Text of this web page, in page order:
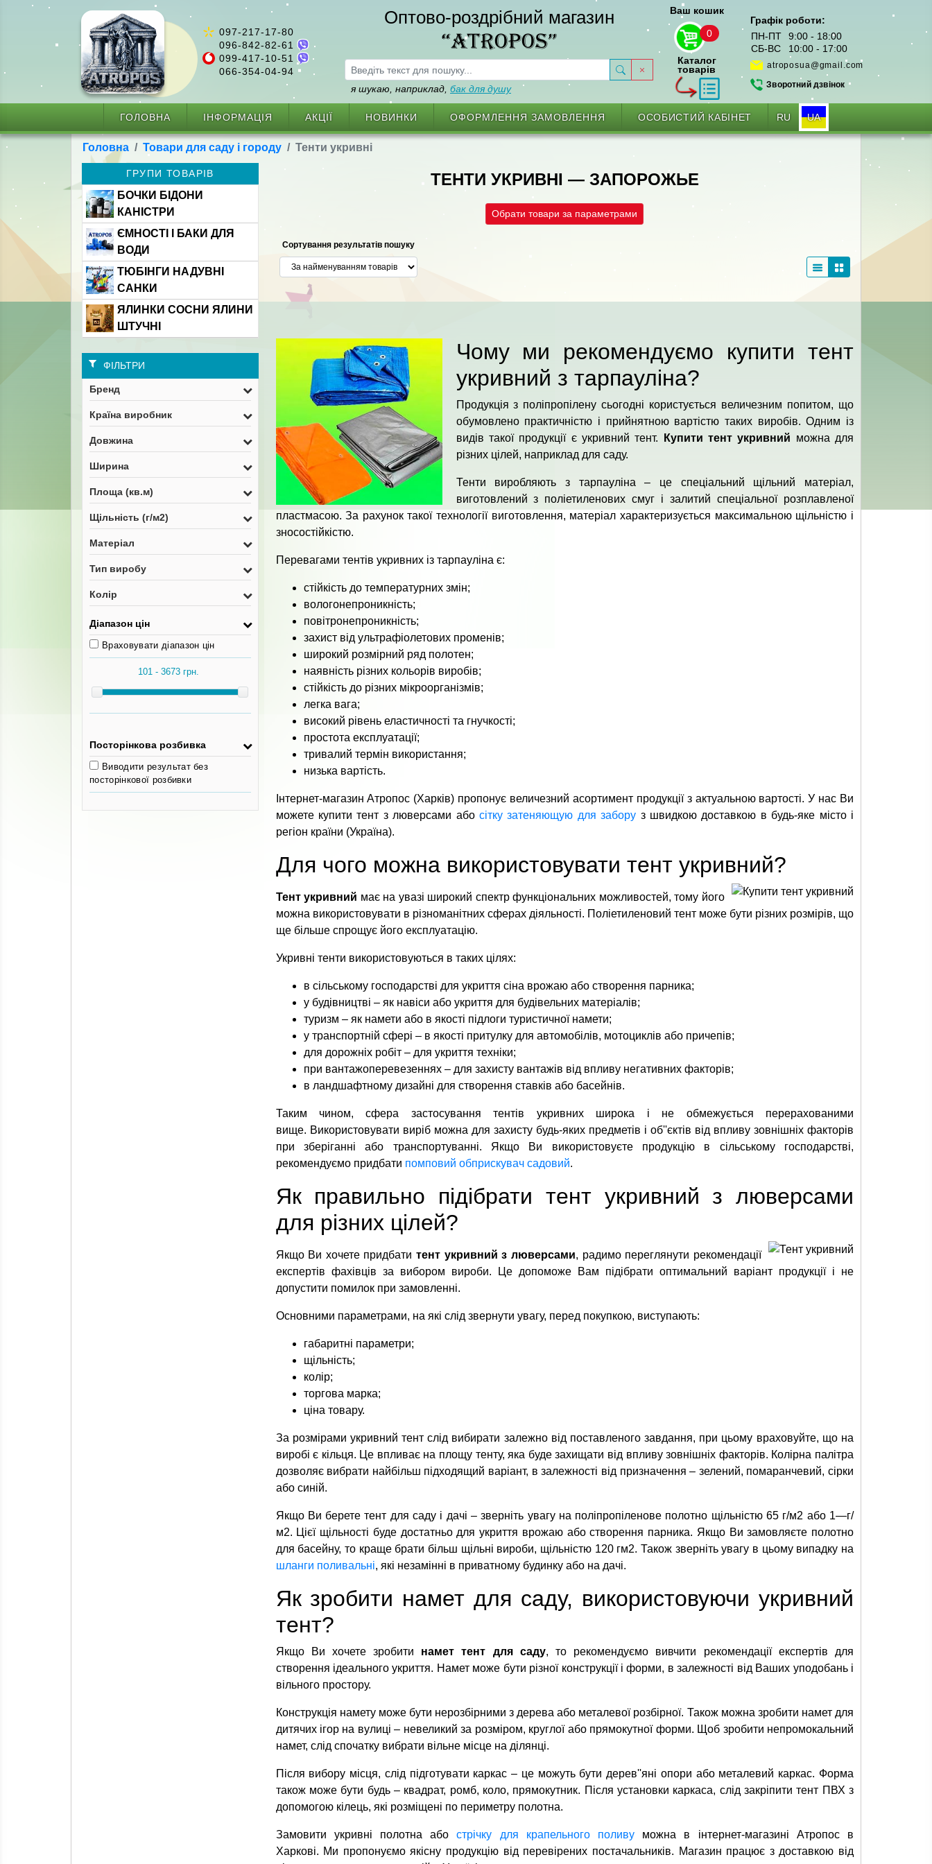
097-217-17-80
096-842-82-61
099-417-10-51
066-354-04-94
Оптово-роздрібний магазин
“ATROPOS”
я шукаю, наприклад, бак для душу
Ваш кошик
0
Каталог
товарів
Графік роботи:
ПН-ПТ
9:00 - 18:00
СБ-ВС
10:00 - 17:00
atroposua@gmail.com
Зворотний дзвінок
ГОЛОВНА ІНФОРМАЦІЯ АКЦІЇ НОВИНКИ ОФОРМЛЕННЯ ЗАМОВЛЕННЯ ОСОБИСТИЙ КАБІНЕТ RU UA
Головна Товари для саду і городу Тенти укривні
ГРУПИ ТОВАРІВ
БОЧКИ БІДОНИ
КАНІСТРИ
ЄМНОСТІ І БАКИ ДЛЯ
ВОДИ
ТЮБІНГИ НАДУВНІ
САНКИ
ЯЛИНКИ СОСНИ ЯЛИНИ
ШТУЧНІ
ФІЛЬТРИ
Бренд
Країна виробник
Довжина
Ширина
Площа (кв.м)
Щільність (г/м2)
Матеріал
Тип виробу
Колір
Діапазон цін
Враховувати діапазон цін
Посторінкова розбивка
Виводити результат без
посторінкової розбивки
ТЕНТИ УКРИВНІ — ЗАПОРОЖЬЕ
Обрати товари за параметрами
Сортування результатів пошуку
Чому ми рекомендуємо купити тент
укривний з тарпауліна?
Продукція з поліпропілену сьогодні користується величезним попитом, що
обумовлено практичністю і прийнятною вартістю таких виробів. Одним із
видів такої продукції є укривний тент.
Купити тент укривний можна для
різних цілей, наприклад для саду.
Тенти виробляють з тарпауліна – це спеціальний щільний матеріал,
виготовлений з поліетиленових смуг і залитий спеціальної розплавленої
пластмасою. За рахунок такої технології виготовлення, матеріал характеризується максимальною щільністю і
зносостійкістю.
Перевагами тентів укривних iз тарпауліна є:
стійкість до температурних змін;
вологонепроникність;
повітронепроникність;
захист від ультрафіолетових променів;
широкий розмірний ряд полотен;
наявність різних кольорів виробів;
стійкість до різних мікроорганізмів;
легка вага;
високий рівень еластичності та гнучкості;
простота експлуатації;
тривалий термін використання;
низька вартість.
Інтернет-магазин Атропос (Харків) пропонує величезний асортимент продукції з актуальною вартості. У нас Ви
можете купити тент з люверсами або сітку затеняющую для забору з швидкою доставкою в будь-яке місто і
регіон країни (Україна).
Для чого можна використовувати тент укривний?
Тент укривний має на увазі широкий спектр функціональних можливостей, тому його
можна використовувати в різноманітних сферах діяльності. Поліетиленовий тент може бути різних розмірів, що
ще більше спрощує його експлуатацію.
Укривнi тенти використовуються в таких цілях:
в сільському господарстві для укриття сіна врожаю або створення парника;
у будівництві – як навіси або укриття для будівельних матеріалів;
туризм – як намети або в якості підлоги туристичної намети;
у транспортній сфері – в якості притулку для автомобілів, мотоциклів або причепів;
для дорожніх робіт – для укриття техніки;
при вантажоперевезеннях – для захисту вантажів від впливу негативних факторів;
в ландшафтному дизайні для створення ставків або басейнів.
Таким чином, сфера застосування тентів укривних широка і не обмежується перерахованими
вище. Використовувати виріб можна для захисту будь-яких предметів і об''єктів від впливу зовнішніх факторів
при зберіганні або транспортуванні. Якщо Ви використовуєте продукцію в сільському господарстві,
рекомендуємо придбати помповий обприскувач садовий.
Як правильно підібрати тент укривний з люверсами
для різних цілей?
Якщо Ви хочете придбатитент укривний з люверсами, радимо переглянути рекомендації
експертів фахівців за вибором вироби. Це допоможе Вам підібрати оптимальний варіант продукції і не
допустити помилок при замовленні.
Основними параметрами, на які слід звернути увагу, перед покупкою, виступають:
габаритні параметри;
щільність;
колір;
торгова марка;
ціна товару.
За розмірами укривний тент слід вибирати залежно від поставленого завдання, при цьому враховуйте, що на
виробі є кільця. Це впливає на площу тенту, яка буде захищати від впливу зовнішніх факторів. Колірна палітра
дозволяє вибрати найбільш підходящий варіант, в залежності від призначення – зелений, помаранчевий, сірки
або синій.
Якщо Ви берете тент для саду і дачі – зверніть увагу на поліпропіленове полотно щільністю 65 г/м2 або 1—г/
м2. Цієї щільності буде достатньо для укриття врожаю або створення парника. Якщо Ви замовляєте полотно
для басейну, то краще брати більш щільні вироби, щільністю 120 гм2. Також зверніть увагу в цьому випадку на
шланги поливальні, які незамінні в приватному будинку або на дачі.
Як зробити намет для саду, використовуючи укривний
тент?
Якщо Ви хочете зробити намет тент для саду, то рекомендуємо вивчити рекомендації експертів для
створення ідеального укриття. Намет може бути різної конструкції і форми, в залежності від Ваших уподобань і
вільного простору.
Конструкція намету може бути нерозбірними з дерева або металевої розбірної. Також можна зробити намет для
дитячих ігор на вулиці – невеликий за розміром, круглої або прямокутної форми. Щоб зробити непромокальний
намет, слід спочатку вибрати вільне місце на ділянці.
Після вибору місця, слід підготувати каркас – це можуть бути дерев''яні опори або металевий каркас. Форма
також може бути будь – квадрат, ромб, коло, прямокутник. Після установки каркаса, слід закріпити тент ПВХ з
допомогою кілець, які розміщені по периметру полотна.
Замовити укривнi полотна абострічку для крапельного поливуможна в інтернет-магазині Атропос в
Харкові. Ми пропонуємо якісну продукцію від перевірених постачальників. Магазин працює з доставкою від